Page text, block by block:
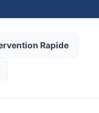
Rapide